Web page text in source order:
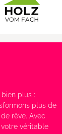
plus :
plus de
rêve. Avec
véritable